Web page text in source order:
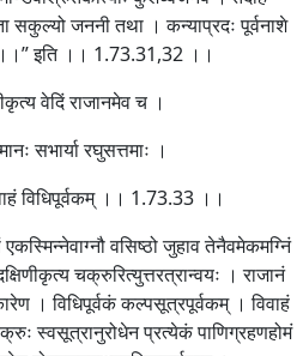
सकुल्यो जननी तथा । कन्याप्रदः पूर्वनाशे
।।” इति ।। 1.73.31,32 ।।
वेदिं राजानमेव च ।
सभार्या रघुसत्तमाः ।
विधिपूर्वकम् ।। 1.73.33 ।।
वसिष्ठो जुहाव तेनैवमेकमग्निं
चक्रुरित्युत्तरत्रान्वयः । राजानं
। विधिपूर्वकं कल्पसूत्रपूर्वकम् । विवाहं
स्वसूत्रानुरोधेन प्रत्येकं पाणिग्रहणहोमं